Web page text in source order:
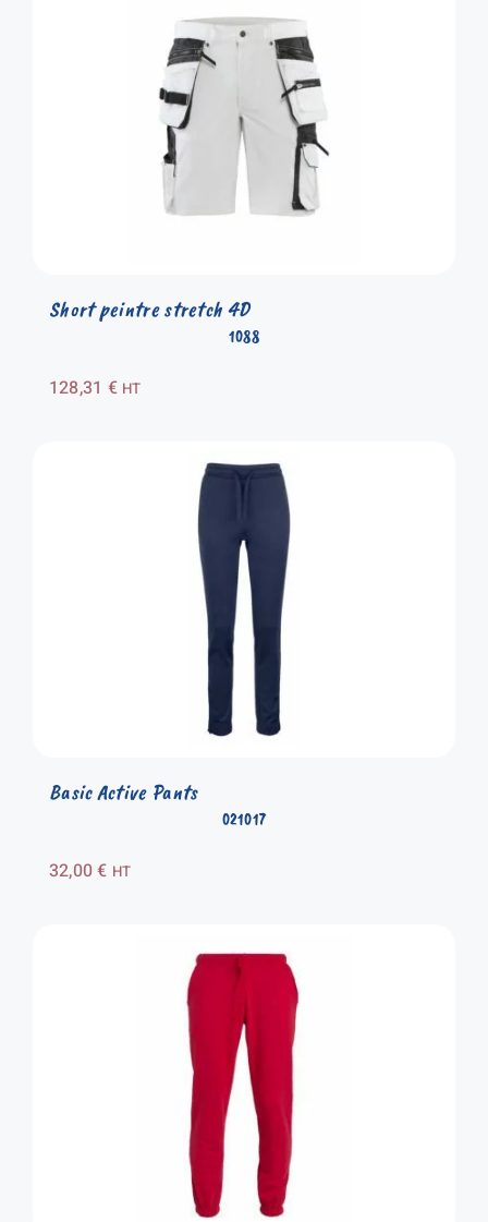
1088
Short peintre stretch 4D
128,31 € HT
021017
Basic Active Pants
32,00€ HT